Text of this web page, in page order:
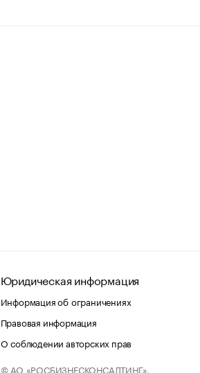
Юридическая информация
Информация об ограничениях
Правовая информация
О соблюдении авторских прав
© АО «РОСБИЗНЕСКОНСАЛТИНГ»,